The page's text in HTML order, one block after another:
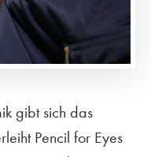
gibt sich das
Pencil for Eyes